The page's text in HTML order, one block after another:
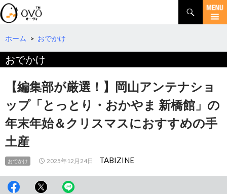
検
索
コ
テ
ツ
へ
ホーム > おでかけ
おでかけ
【編集部が厳選！】岡山アンテナショ
ップ「とっとり・おかやま 新橋館」の
年末年始＆クリスマスにおすすめの手
土産
おでかけ 2025年12月24日 TABIZINE